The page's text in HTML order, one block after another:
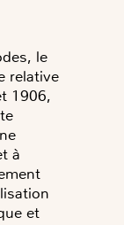
le
relative
1906,
à
et